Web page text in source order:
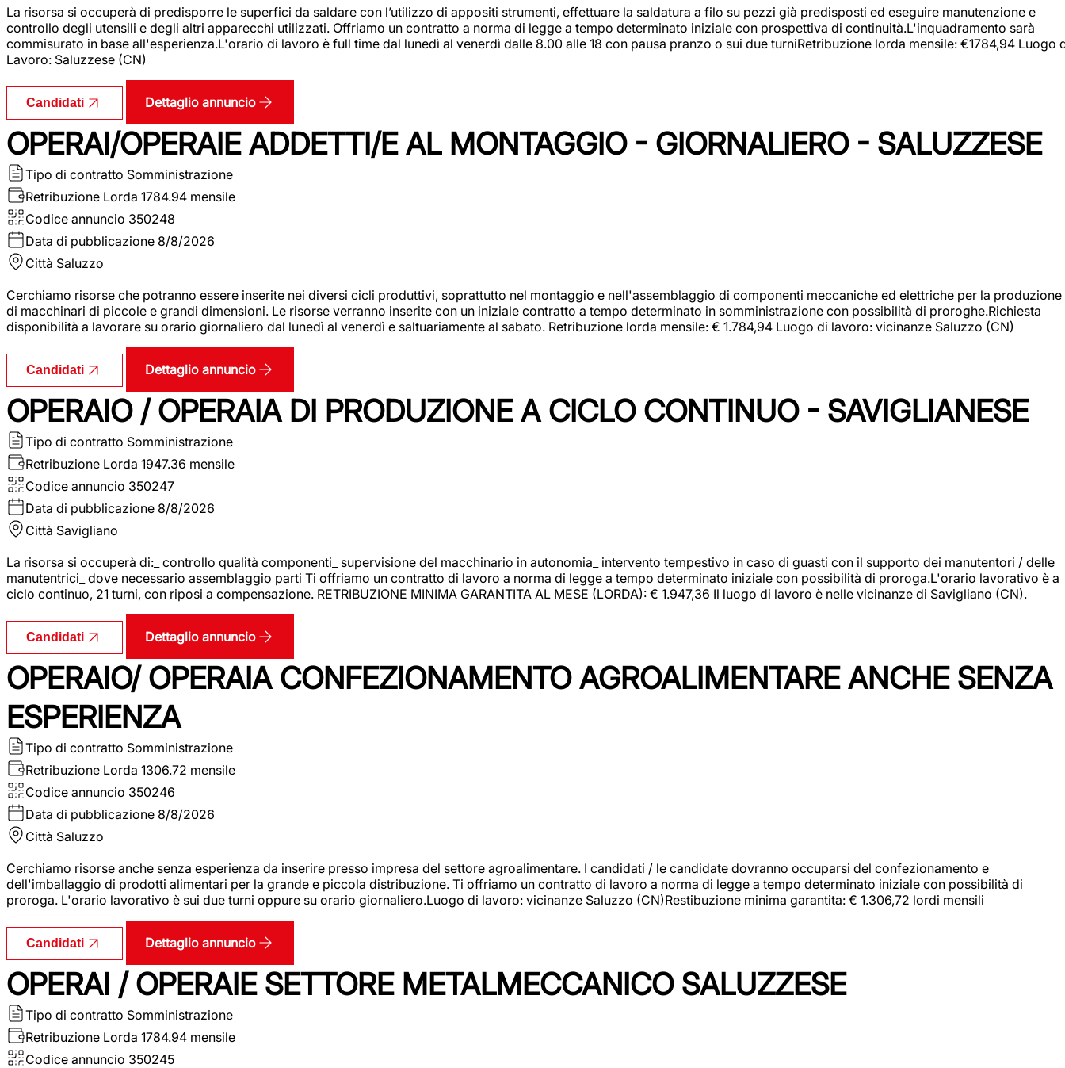
La risorsa si occuperà di predisporre le superfici da saldare con l’utilizzo di appositi strumenti, effettuare la saldatura a filo su pezzi già predisposti ed eseguire manutenzione e
controllo degli utensili e degli altri apparecchi utilizzati. Offriamo un contratto a norma di legge a tempo determinato iniziale con prospettiva di continuità.L'inquadramento sarà
commisurato in base all'esperienza.L'orario di lavoro è full time dal lunedì al venerdì dalle 8.00 alle 18 con pausa pranzo o sui due turniRetribuzione lorda mensile: €1784,94 Luogo
Lavoro: Saluzzese (CN)
Candidati Dettaglio annuncio
OPERAI/OPERAIE ADDETTI/E AL MONTAGGIO - GIORNALIERO - SALUZZESE
Tipo di contratto Somministrazione
Retribuzione Lorda 1784.94 mensile
Codice annuncio 350248
Data di pubblicazione 8/8/2026
Città Saluzzo
Cerchiamo risorse che potranno essere inserite nei diversi cicli produttivi, soprattutto nel montaggio e nell'assemblaggio di componenti meccaniche ed elettriche per la produzione
di macchinari di piccole e grandi dimensioni. Le risorse verranno inserite con un iniziale contratto a tempo determinato in somministrazione con possibilità di proroghe.Richiesta
disponibilità a lavorare su orario giornaliero dal lunedì al venerdì e saltuariamente al sabato. Retribuzione lorda mensile: € 1.784,94 Luogo di lavoro: vicinanze Saluzzo (CN)
Candidati Dettaglio annuncio
OPERAIO / OPERAIA DI PRODUZIONE A CICLO CONTINUO - SAVIGLIANESE
Tipo di contratto Somministrazione
Retribuzione Lorda 1947.36 mensile
Codice annuncio 350247
Data di pubblicazione 8/8/2026
Città Savigliano
La risorsa si occuperà di:_ controllo qualità componenti_ supervisione del macchinario in autonomia_ intervento tempestivo in caso di guasti con il supporto dei manutentori / delle
manutentrici_ dove necessario assemblaggio parti Ti offriamo un contratto di lavoro a norma di legge a tempo determinato iniziale con possibilità di proroga.L'orario lavorativo è a
ciclo continuo, 21 turni, con riposi a compensazione. RETRIBUZIONE MINIMA GARANTITA AL MESE (LORDA): € 1.947,36 Il luogo di lavoro è nelle vicinanze di Savigliano (CN).
Candidati Dettaglio annuncio
OPERAIO/ OPERAIA CONFEZIONAMENTO AGROALIMENTARE ANCHE SENZA
ESPERIENZA
Tipo di contratto Somministrazione
Retribuzione Lorda 1306.72 mensile
Codice annuncio 350246
Data di pubblicazione 8/8/2026
Città Saluzzo
Cerchiamo risorse anche senza esperienza da inserire presso impresa del settore agroalimentare. I candidati / le candidate dovranno occuparsi del confezionamento e
dell'imballaggio di prodotti alimentari per la grande e piccola distribuzione. Ti offriamo un contratto di lavoro a norma di legge a tempo determinato iniziale con possibilità di
proroga. L'orario lavorativo è sui due turni oppure su orario giornaliero.Luogo di lavoro: vicinanze Saluzzo (CN)Restibuzione minima garantita: € 1.306,72 lordi mensili
Candidati Dettaglio annuncio
OPERAI / OPERAIE SETTORE METALMECCANICO SALUZZESE
Tipo di contratto Somministrazione
Retribuzione Lorda 1784.94 mensile
Codice annuncio 350245